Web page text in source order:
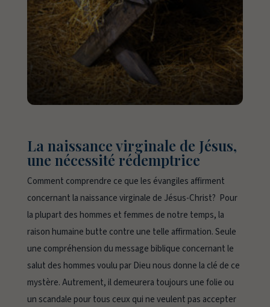
La naissance virginale de Jésus,
une nécessité rédemptrice
Comment comprendre ce que les évangiles affirment
concernant la naissance virginale de Jésus-Christ? Pour
la plupart des hommes et femmes de notre temps, la
raison humaine butte contre une telle affirmation. Seule
une compréhension du message biblique concernant le
salut des hommes voulu par Dieu nous donne la clé de ce
mystère. Autrement, il demeurera toujours une folie ou
un scandale pour tous ceux qui ne veulent pas accepter